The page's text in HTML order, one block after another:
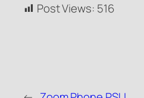
Post Views: 516